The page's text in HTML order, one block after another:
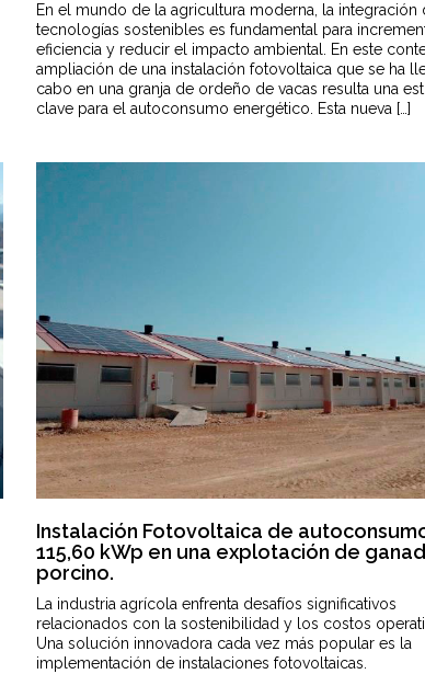
En el mundo de la agricultura moderna, la integración
tecnologías sostenibles es fundamental para
eficiencia y reducir el impacto ambiental. En este
ampliación de una instalación fotovoltaica que se ha
cabo en una granja de ordeño de vacas resulta una
clave para el autoconsumo energético. Esta nueva […]
Instalación Fotovoltaica de
115,60 kWp en una explotación de
porcino.
La industria agrícola enfrenta desafíos significativos
relacionados con la sostenibilidad y los costos
Una solución innovadora cada vez más popular es la
implementación de instalaciones fotovoltaicas.